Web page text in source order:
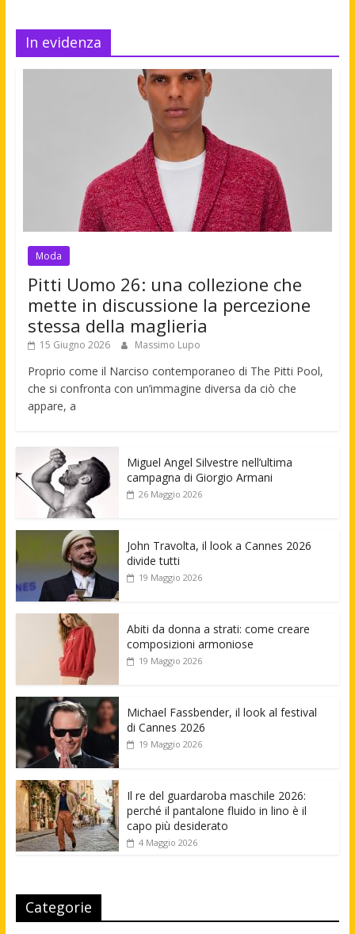
In evidenza
Moda
Pitti Uomo 26: una collezione che
mette in discussione la percezione
stessa della maglieria
15 Giugno 2026 Massimo Lupo
Proprio come il Narciso contemporaneo di The Pitti Pool,
che si confronta con un’immagine diversa da ciò che
appare, a
Miguel Angel Silvestre nell’ultima
campagna di Giorgio Armani
26 Maggio 2026
John Travolta, il look a Cannes 2026
divide tutti
19 Maggio 2026
Abiti da donna a strati: come creare
composizioni armoniose
19 Maggio 2026
Michael Fassbender, il look al festival
di Cannes 2026
19 Maggio 2026
Il re del guardaroba maschile 2026:
perché il pantalone fluido in lino è il
capo più desiderato
4 Maggio 2026
Categorie